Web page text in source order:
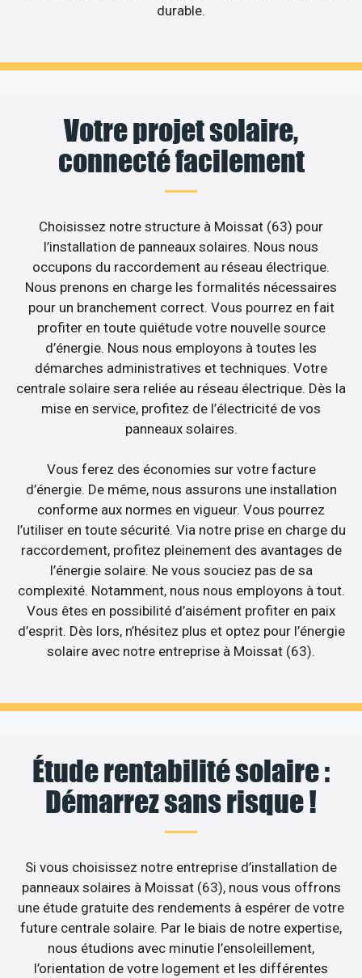
durable.
Votre projet solaire,
connecté facilement
Choisissez notre structure à Moissat (63) pour
l’installation de panneaux solaires. Nous nous
occupons du raccordement au réseau électrique.
Nous prenons en charge les formalités nécessaires
pour un branchement correct. Vous pourrez en fait
profiter en toute quiétude votre nouvelle source
d’énergie. Nous nous employons à toutes les
démarches administratives et techniques. Votre
centrale solaire sera reliée au réseau électrique. Dès la
mise en service, profitez de l’électricité de vos
panneaux solaires.
Vous ferez des économies sur votre facture
d’énergie. De même, nous assurons une installation
conforme aux normes en vigueur. Vous pourrez
l’utiliser en toute sécurité. Via notre prise en charge du
raccordement, profitez pleinement des avantages de
l’énergie solaire. Ne vous souciez pas de sa
complexité. Notamment, nous nous employons à tout.
Vous êtes en possibilité d’aisément profiter en paix
d’esprit. Dès lors, n’hésitez plus et optez pour l’énergie
solaire avec notre entreprise à Moissat (63).
Étude rentabilité solaire :
Démarrez sans risque !
Si vous choisissez notre entreprise d’installation de
panneaux solaires à Moissat (63), nous vous offrons
une étude gratuite des rendements à espérer de votre
future centrale solaire. Par le biais de notre expertise,
nous étudions avec minutie l’ensoleillement,
l’orientation de votre logement et les différentes